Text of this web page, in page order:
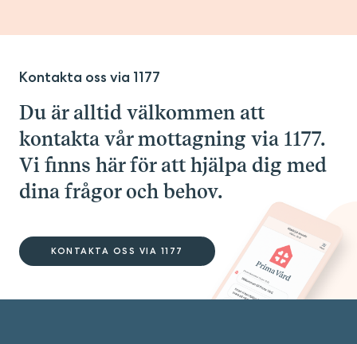
Kontakta oss via 1177
Du är alltid välkommen att
kontakta vår mottagning via 1177.
Vi finns här för att hjälpa dig med
dina frågor och behov.
KONTAKTA OSS VIA 1177